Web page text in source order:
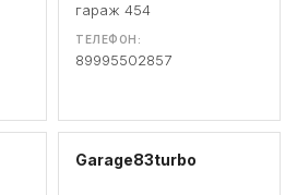
гараж 454
ТЕЛЕФОН:
89995502857
Garage83turbo